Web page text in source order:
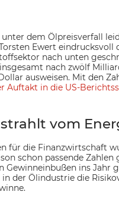
unter dem Ölpreisverfall
Ewert
nach unten
nach zwölf
ausweisen. Mit den
Auftakt in die US-
vom
für die Finanzwirtschaft
schon passende Zahlen
Gewinneinbußen ins
der Ölindustrie die